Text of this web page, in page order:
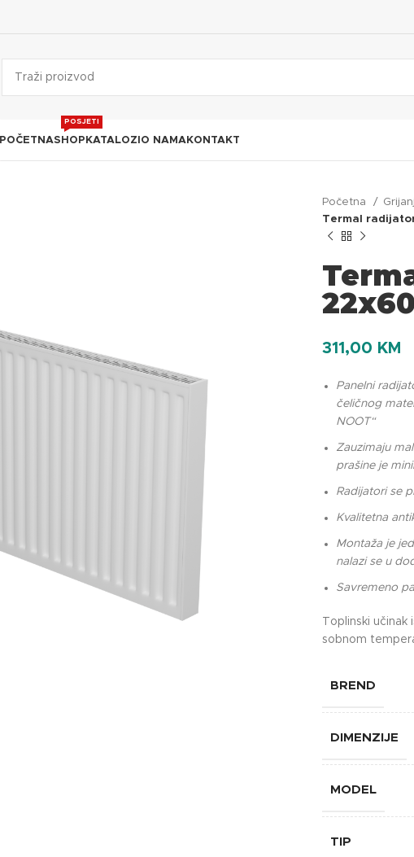
POČETNASHOP
POSJETI
KATALOZI O NAMA KONTAKT
Početna
Termal
311,00 KM
Panelni
čeličnog
NOOT“
Zauzimaju
prašine je
Radijatori se
Kvalitetna
Montaža je
nalazi se u
Savremeno
Toplinski
sobnom
BREND
DIMENZIJE
MODEL
TIP